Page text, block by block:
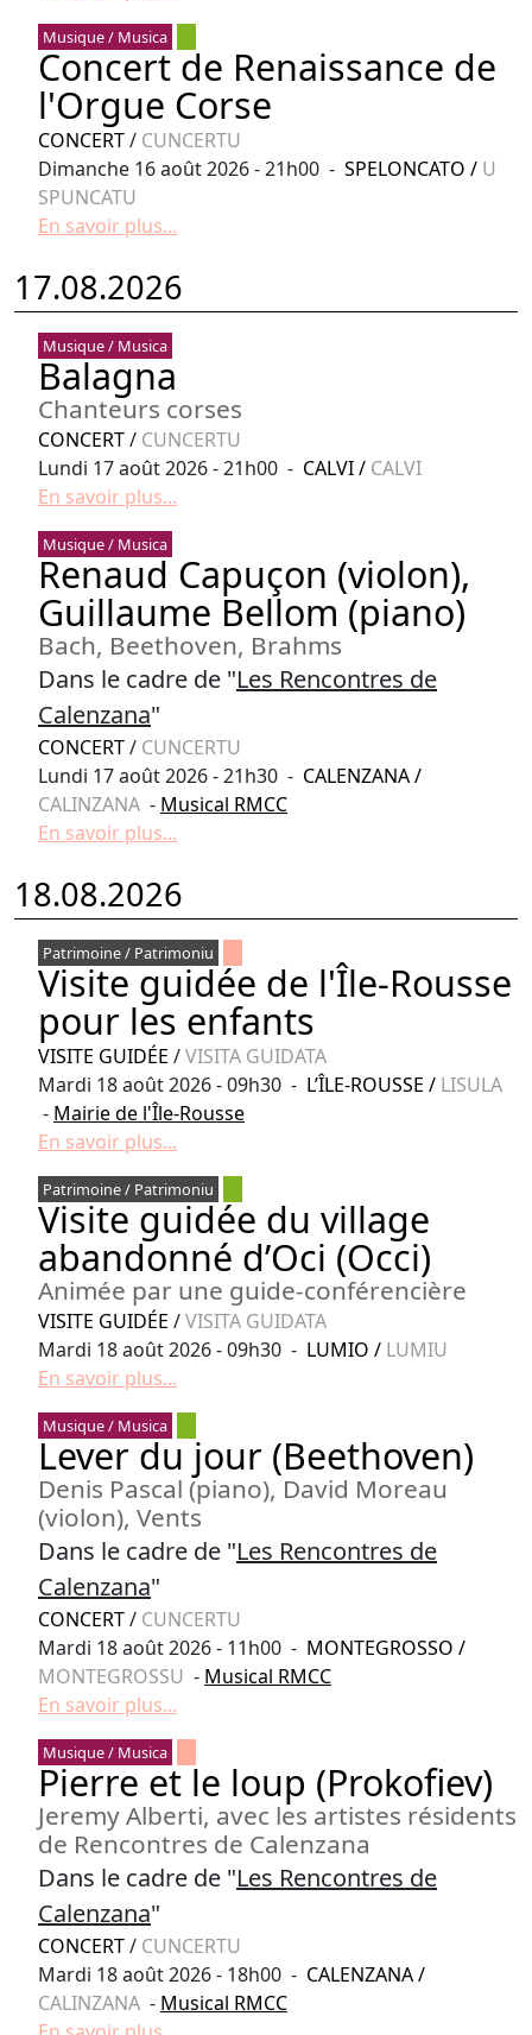
Musique / Musica
Concert de Renaissance de
l'Orgue Corse
CONCERT/ CUNCERTU
Dimanche 16 août 2026 - 21h00 - SPELONCATO / U
SPUNCATU
En savoir plus...
17.08.2026
Musique / Musica
Balagna
Chanteurs corses
CONCERT/ CUNCERTU
Lundi 17 août 2026 - 21h00 - CALVI/ CALVI
En savoir plus...
Musique / Musica
Renaud Capuçon (violon),
Guillaume Bellom (piano)
Bach, Beethoven, Brahms
Dans le cadre de "Les Rencontres de
Calenzana"
CONCERT/ CUNCERTU
Lundi 17 août 2026 - 21h30 - CALENZANA/
CALINZANA - Musical RMCC
En savoir plus...
18.08.2026
Patrimoine / Patrimoniu
Visite guidée de l'Île-Rousse
pour les enfants
VISITE GUIDÉE /VISITA GUIDATA
Mardi 18 août 2026 - 09h30 - L’ÎLE-ROUSSE / LISULA
- Mairie de l'Île-Rousse
En savoir plus...
Patrimoine / Patrimoniu
Visite guidée du village
abandonné d’Oci (Occi)
Animée par une guide-conférencière
VISITE GUIDÉE /VISITA GUIDATA
Mardi 18 août 2026 - 09h30 - LUMIO / LUMIU
En savoir plus...
Musique / Musica
Lever du jour (Beethoven)
Denis Pascal (piano), David Moreau
(violon), Vents
Dans le cadre de "Les Rencontres de
Calenzana"
CONCERT/ CUNCERTU
Mardi 18 août 2026 - 11h00 - MONTEGROSSO /
MONTEGROSSU - Musical RMCC
En savoir plus...
Musique / Musica
Pierre et le loup (Prokofiev)
Jeremy Alberti, avec les artistes résidents
de Rencontres de Calenzana
Dans le cadre de "Les Rencontres de
Calenzana"
CONCERT/ CUNCERTU
Mardi 18 août 2026 - 18h00 - CALENZANA/
CALINZANA - Musical RMCC